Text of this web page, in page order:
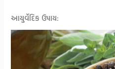
આયુર્વેદિક ઉપાય: